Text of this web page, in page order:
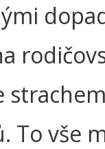
To vše